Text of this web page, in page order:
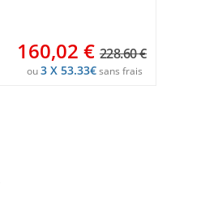
160,02 € 228.60 €
ou3 X 53.33€sans frais